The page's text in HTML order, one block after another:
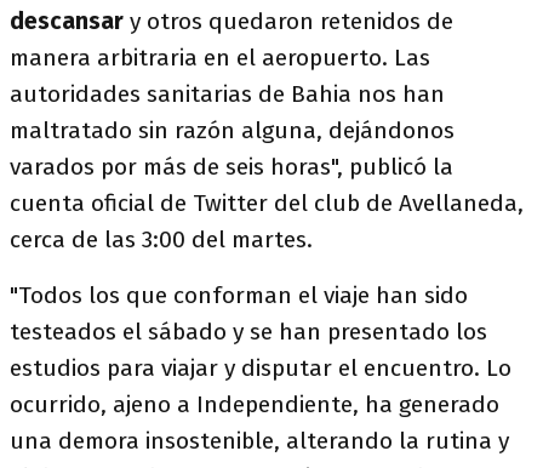
descansar y otros quedaron retenidos de
manera arbitraria en el aeropuerto. Las
autoridades sanitarias de Bahia nos han
maltratado sin razón alguna, dejándonos
varados por más de seis horas", publicó la
cuenta oficial de Twitter del club de Avellaneda,
cerca de las 3:00 del martes.
"Todos los que conforman el viaje han sido
testeados el sábado y se han presentado los
estudios para viajar y disputar el encuentro. Lo
ocurrido, ajeno a Independiente, ha generado
una demora insostenible, alterando la rutina y